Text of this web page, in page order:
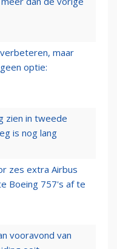
maar
optie:
zien in tweede
is nog lang
zes extra Airbus
Boeing 757's af te
vooravond van